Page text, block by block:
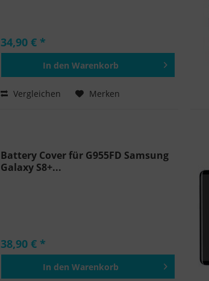
34,90 € *
In den Warenkorb
Hinzugefügt
Vergleichen Merken
Battery Cover für G955FD Samsung
Galaxy S8+...
38,90 € *
In den Warenkorb